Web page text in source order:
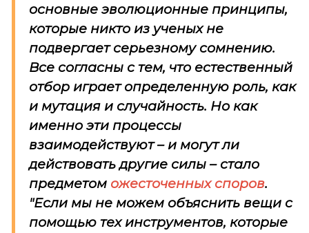
основные эволюционные принципы,
которые никто из ученых не
подвергает серьезному сомнению.
Все согласны с тем, что естественный
отбор играет определенную роль, как
и мутация и случайность. Но как
именно эти процессы
взаимодействуют – и могут ли
действовать другие силы – стало
предметом ожесточенных споров.
"Если мы не можем объяснить вещи с
помощью тех инструментов, которые